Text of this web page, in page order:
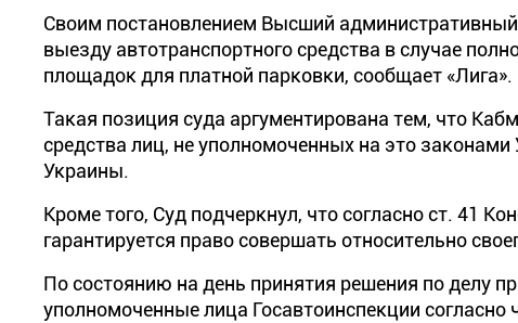
Своим постановлением Высший
выезду автотранспортного средства в случае
площадок для платной парковки, сообщает «Лига».
Такая позиция суда аргументирована тем, что
средства лиц, не уполномоченных на это
Украины.
Кроме того, Суд подчеркнул, что согласно ст. 41
гарантируется право совершать относительно
По состоянию на день принятия решения по делу
уполномоченные лица Госавтоинспекции